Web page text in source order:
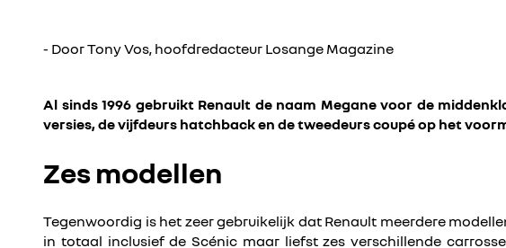
- Door Tony Vos, hoofdredacteur Losange Magazine
Al sinds 1996 gebruikt Renault de naam Megane voor de
versies, de vijfdeurs hatchback en de tweedeurs coupé op het
Zes modellen
Tegenwoordig is het zeer gebruikelijk dat Renault meerdere
in totaal inclusief de Scénic maar liefst zes verschillende